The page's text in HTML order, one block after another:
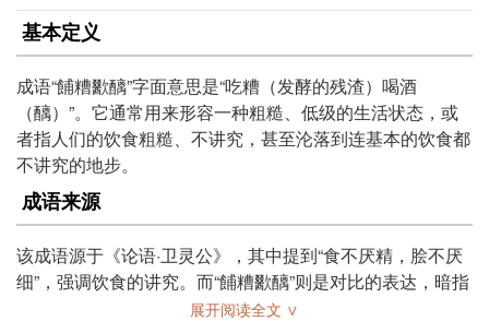
基本定义
成语“餔糟歠醨”字面意思是“吃糟（发酵的残渣）喝酒
（醨）”。它通常用来形容一种粗糙、低级的生活状态，或
者指人们的饮食粗糙、不讲究，甚至沦落到连基本的饮食都
不讲究的地步。
成语来源
该成语源于《论语·卫灵公》，其中提到“食不厌精，脍不厌
细”，强调饮食的讲究。而“餔糟歠醨”则是对比的表达，暗指
一些人生活的简陋和粗糙，反映了古代社会对生活品质的重
展开阅读全文 ∨